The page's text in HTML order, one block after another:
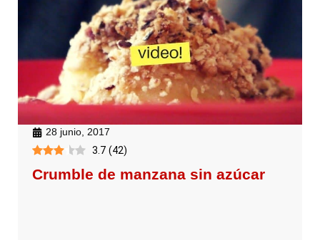
28 junio, 2017
3.7 (42)
Crumble de manzana sin azúcar